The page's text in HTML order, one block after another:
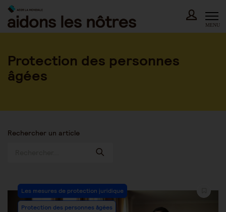
Skip
content
MENU
Protection des personnes
âgées
Rechercher un article
Post
Category:
Les mesures de protection juridique
Protection des personnes âgées